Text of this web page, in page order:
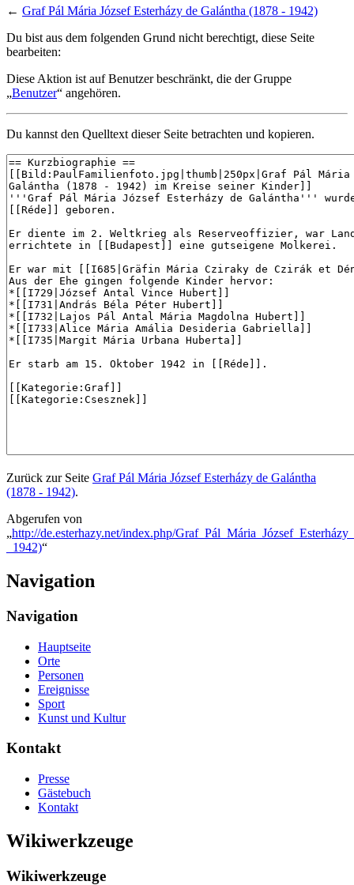
← Graf Pál Mária József Esterházy de Galántha (1878 - 1942)
Du bist aus dem folgenden Grund nicht berechtigt, diese Seite
bearbeiten:
Diese Aktion ist auf Benutzer beschränkt, die der Gruppe
„Benutzer“ angehören.
Du kannst den Quelltext dieser Seite betrachten und kopieren.
Zurück zur Seite Graf Pál Mária József Esterházy de Galántha
(1878 - 1942).
Abgerufen von
„http://de.esterhazy.net/index.php/
_1942)“
Navigation
Navigation
Hauptseite
Orte
Personen
Ereignisse
Sport
Kunst und Kultur
Kontakt
Presse
Gästebuch
Kontakt
Wikiwerkzeuge
Wikiwerkzeuge